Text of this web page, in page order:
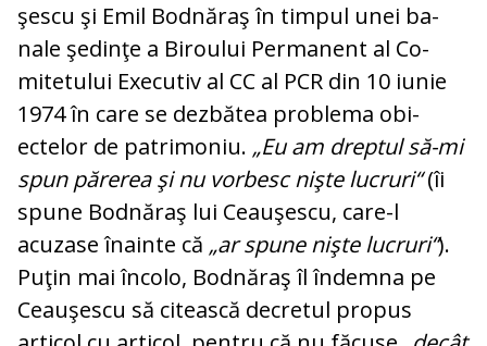
şescu şi Emil Bodnăraş în timpul unei ba­
nale şedinţe a Biroului Permanent al Co­
mitetului Executiv al CC al PCR din 10 iu­nie
1974 în care se dezbătea problema obi­
ectelor de patrimoniu. „Eu am dreptul să-mi
spun părerea şi nu vorbesc nişte lu­cruri“(îi
spune Bodnăraş lui Ceauşescu, care-l
acuzase înainte că „ar spune nişte lucruri“).
Puţin mai încolo, Bodnăraş îl în­demna pe
Ceauşescu să citească decretul pro­pus